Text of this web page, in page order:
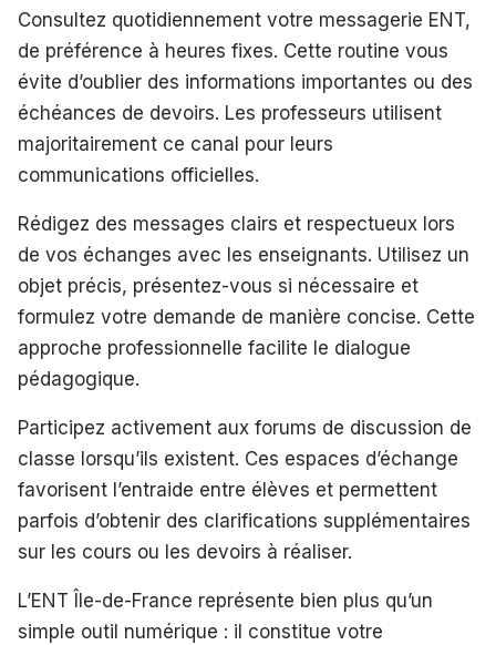
Consultez quotidiennement votre messagerie ENT,
de préférence à heures fixes. Cette routine vous
évite d’oublier des informations importantes ou des
échéances de devoirs. Les professeurs utilisent
majoritairement ce canal pour leurs
communications officielles.
Rédigez des messages clairs et respectueux lors
de vos échanges avec les enseignants. Utilisez un
objet précis, présentez-vous si nécessaire et
formulez votre demande de manière concise. Cette
approche professionnelle facilite le dialogue
pédagogique.
Participez activement aux forums de discussion de
classe lorsqu’ils existent. Ces espaces d’échange
favorisent l’entraide entre élèves et permettent
parfois d’obtenir des clarifications supplémentaires
sur les cours ou les devoirs à réaliser.
L’ENT Île-de-France représente bien plus qu’un
simple outil numérique : il constitue votre